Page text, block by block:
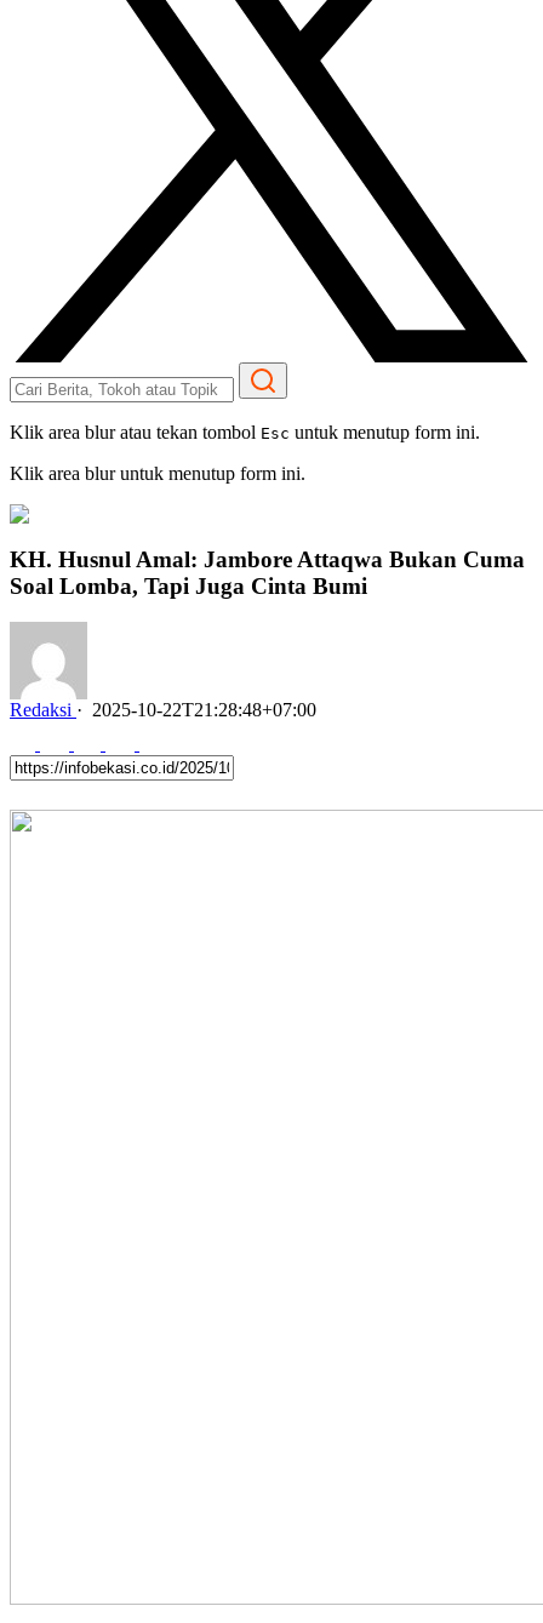
Klik area blur atau tekan tombol Esc untuk menutup form ini.
Klik area blur untuk menutup form ini.
KH. Husnul Amal: Jambore Attaqwa Bukan Cuma
Soal Lomba, Tapi Juga Cinta Bumi
Redaksi · 2025-10-22T21:28:48+07:00